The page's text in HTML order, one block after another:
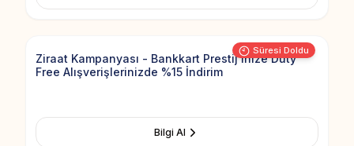
Süresi Doldu
Add to
Ziraat Kampanyası - Bankkart Prestij'inize Duty
Free Alışverişlerinizde %15 İndirim
Bilgi Al